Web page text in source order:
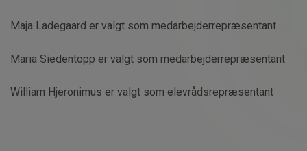
Maja Ladegaard er valgt som medarbejderrepræsentant
Maria Siedentopp er valgt som medarbejderrepræsentant
William Hjeronimus er valgt som elevrådsrepræsentant